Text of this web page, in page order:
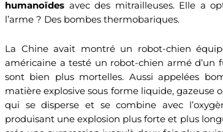
humanoïdes avec des mitrailleuses. Elle a
l’arme ? Des bombes thermobariques.
La Chine avait montré un robot-chien
américaine a testé un robot-chien armé d’un
sont bien plus mortelles. Aussi appelées
matière explosive sous forme liquide,
qui se disperse et se combine avec
produisant une explosion plus forte et plus